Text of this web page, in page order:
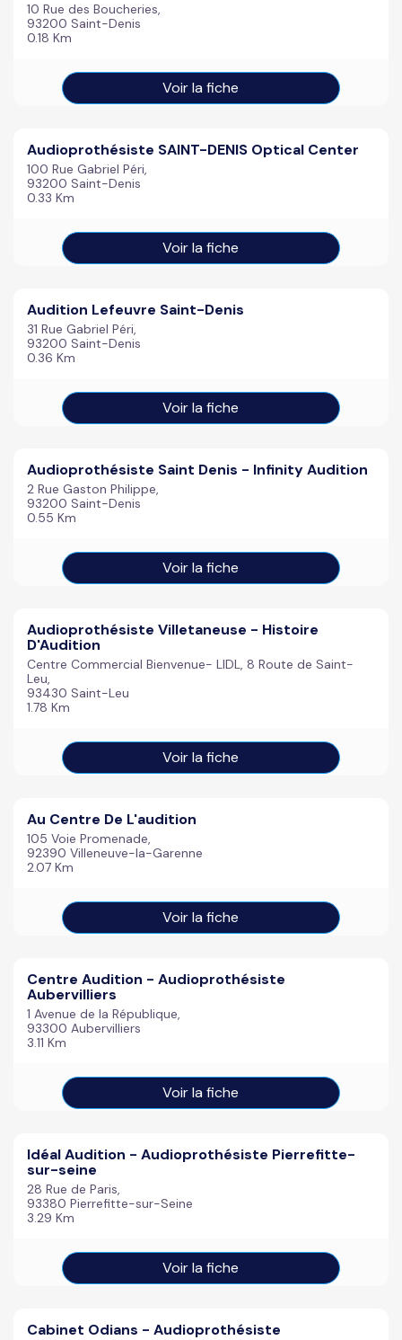
10 Rue des Boucheries,
93200 Saint-Denis
0.18 Km
Voir la fiche
Audioprothésiste SAINT-DENIS Optical Center
100 Rue Gabriel Péri,
93200 Saint-Denis
0.33 Km
Voir la fiche
Audition Lefeuvre Saint-Denis
31 Rue Gabriel Péri,
93200 Saint-Denis
0.36 Km
Voir la fiche
Audioprothésiste Saint Denis - Infinity Audition
2 Rue Gaston Philippe,
93200 Saint-Denis
0.55 Km
Voir la fiche
Audioprothésiste Villetaneuse - Histoire
D'Audition
Centre Commercial Bienvenue- LIDL, 8 Route de Saint-
Leu,
93430 Saint-Leu
1.78 Km
Voir la fiche
Au Centre De L'audition
105 Voie Promenade,
92390 Villeneuve-la-Garenne
2.07 Km
Voir la fiche
Centre Audition - Audioprothésiste
Aubervilliers
1 Avenue de la République,
93300 Aubervilliers
3.11 Km
Voir la fiche
Idéal Audition - Audioprothésiste Pierrefitte-
sur-seine
28 Rue de Paris,
93380 Pierrefitte-sur-Seine
3.29 Km
Voir la fiche
Cabinet Odians - Audioprothésiste